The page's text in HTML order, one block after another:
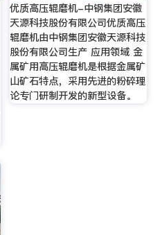
优质高压辊磨机-中钢集团安徽
天源科技股份有限公司优质高压
辊磨机由中钢集团安徽天源科技
股份有限公司生产 应用领域 金
属矿用高压辊磨机是根据金属矿
山矿石特点，采用先进的粉碎理
论专门研制开发的新型设备。